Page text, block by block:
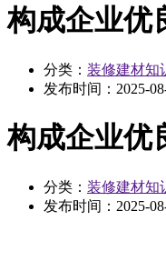
构成企业优
分类： 装修建材知
发布时间： 2025-
构成企业优
分类： 装修建材知
发布时间： 2025-